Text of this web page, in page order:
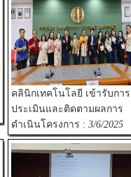
คลินิกเทคโนโลยี เข้ารับการ
ประเมินและติดตามผลการ
ดำเนินโครงการ : 3/6/2025